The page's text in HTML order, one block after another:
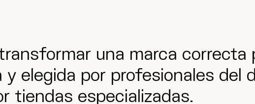
una marca correcta
elegida por profesionales del
tiendas especializadas.